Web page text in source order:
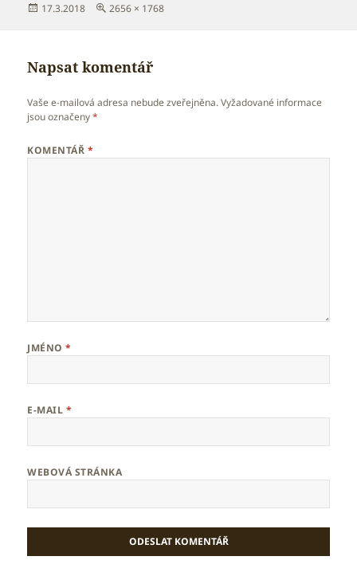
Publikováno:
17.3.2018
Původní
2656 × 1768
Napsat komentář
Vaše e-mailová adresa nebude zveřejněna. Vyžadované informace
jsou označeny*
KOMENTÁŘ *
JMÉNO*
E-MAIL *
WEBOVÁ STRÁNKA